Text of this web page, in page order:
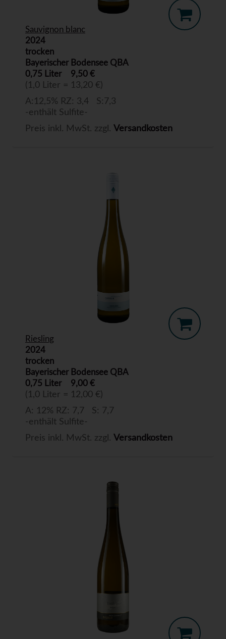
Sauvignon blanc
2024
trocken
Bayerischer Bodensee QBA
0,75 Liter
9,50 €
(1,0 Liter = 13,20 €)
A:12,5% RZ: 3,4 S:7,3
-enthält Sulfite-
Preis inkl. MwSt. zzgl. Versandkosten
Riesling
2024
trocken
Bayerischer Bodensee QBA
0,75 Liter
9,00 €
(1,0 Liter = 12,00 €)
A: 12% RZ: 7,7 S: 7,7
-enthält Sulfite-
Preis inkl. MwSt. zzgl. Versandkosten